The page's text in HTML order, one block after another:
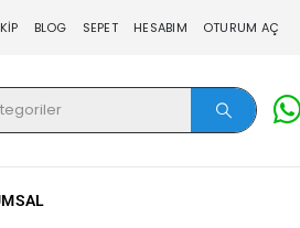
BLOG SEPET HESABIM OTURUM AÇ